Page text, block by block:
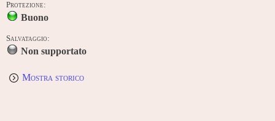
Protezione:
Buono
Salvataggio:
Non supportato
Mostra storico